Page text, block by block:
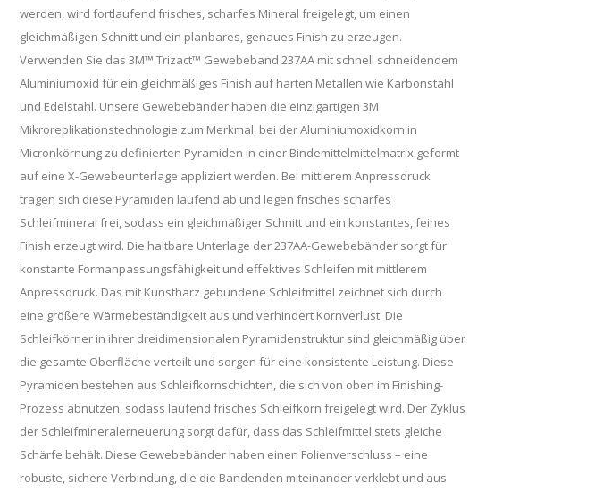
werden, wird fortlaufend frisches, scharfes Mineral freigelegt, um einen
gleichmäßigen Schnitt und ein planbares, genaues Finish zu erzeugen.
Verwenden Sie das 3M™ Trizact™ Gewebeband 237AA mit schnell schneidendem
Aluminiumoxid für ein gleichmäßiges Finish auf harten Metallen wie Karbonstahl
und Edelstahl. Unsere Gewebebänder haben die einzigartigen 3M
Mikroreplikationstechnologie zum Merkmal, bei der Aluminiumoxidkorn in
Micronkörnung zu definierten Pyramiden in einer Bindemittelmittelmatrix geformt
auf eine X-Gewebeunterlage appliziert werden. Bei mittlerem Anpressdruck
tragen sich diese Pyramiden laufend ab und legen frisches scharfes
Schleifmineral frei, sodass ein gleichmäßiger Schnitt und ein konstantes, feines
Finish erzeugt wird. Die haltbare Unterlage der 237AA-Gewebebänder sorgt für
konstante Formanpassungsfähigkeit und effektives Schleifen mit mittlerem
Anpressdruck. Das mit Kunstharz gebundene Schleifmittel zeichnet sich durch
eine größere Wärmebeständigkeit aus und verhindert Kornverlust. Die
Schleifkörner in ihrer dreidimensionalen Pyramidenstruktur sind gleichmäßig über
die gesamte Oberfläche verteilt und sorgen für eine konsistente Leistung. Diese
Pyramiden bestehen aus Schleifkornschichten, die sich von oben im Finishing-
Prozess abnutzen, sodass laufend frisches Schleifkorn freigelegt wird. Der Zyklus
der Schleifmineralerneuerung sorgt dafür, dass das Schleifmittel stets gleiche
Schärfe behält. Diese Gewebebänder haben einen Folienverschluss – eine
robuste, sichere Verbindung, die die Bandenden miteinander verklebt und aus